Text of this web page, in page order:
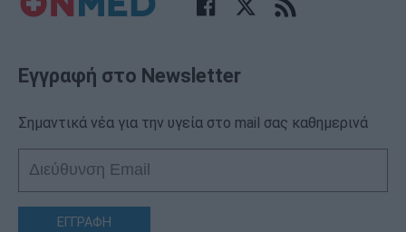
Εγγραφή στο Newsletter
Σημαντικά νέα για την υγεία στο mail σας καθημερινά
ΕΓΓΡΑΦΗ